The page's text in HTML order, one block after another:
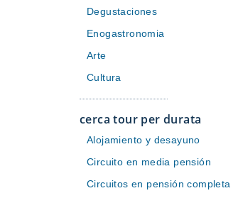
Degustaciones
Enogastronomia
Arte
Cultura
cerca tour per durata
Alojamiento y desayuno
Circuito en media pensión
Circuitos en pensión completa